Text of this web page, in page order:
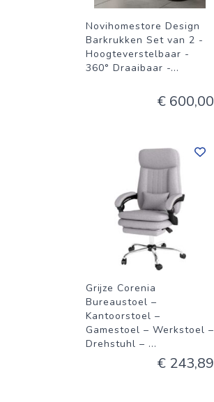
Novihomestore Design
Barkrukken Set van 2 -
Hoogteverstelbaar -
360° Draaibaar -...
€ 600,00
Grijze Corenia
Bureaustoel –
Kantoorstoel –
Gamestoel – Werkstoel –
Drehstuhl – ...
€ 243,89